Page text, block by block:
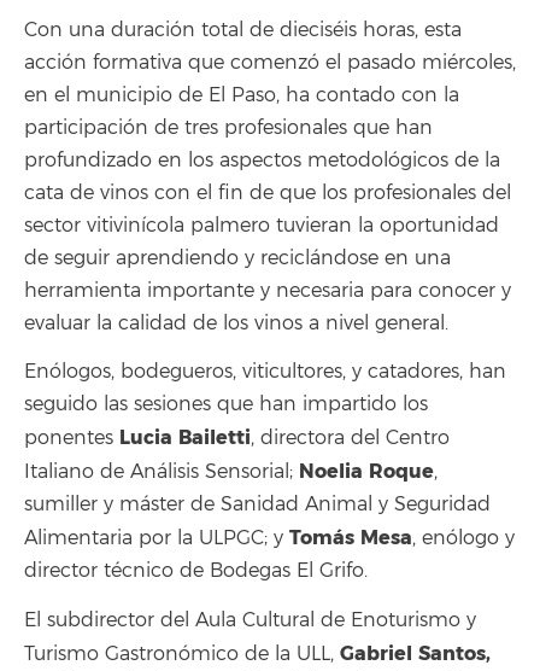
Con una duración total de dieciséis horas, esta
acción formativa que comenzó el pasado miércoles,
en el municipio de El Paso, ha contado con la
participación de tres profesionales que han
profundizado en los aspectos metodológicos de la
cata de vinos con el fin de que los profesionales del
sector vitivinícola palmero tuvieran la oportunidad
de seguir aprendiendo y reciclándose en una
herramienta importante y necesaria para conocer y
evaluar la calidad de los vinos a nivel general.
Enólogos, bodegueros, viticultores, y catadores, han
seguido las sesiones que han impartido los
ponentes Lucia Bailetti, directora del Centro
Italiano de Análisis Sensorial; Noelia Roque,
sumiller y máster de Sanidad Animal y Seguridad
Alimentaria por la ULPGC; y Tomás Mesa, enólogo y
director técnico de Bodegas El Grifo.
El subdirector del Aula Cultural de Enoturismo y
Turismo Gastronómico de la ULL, Gabriel Santos,